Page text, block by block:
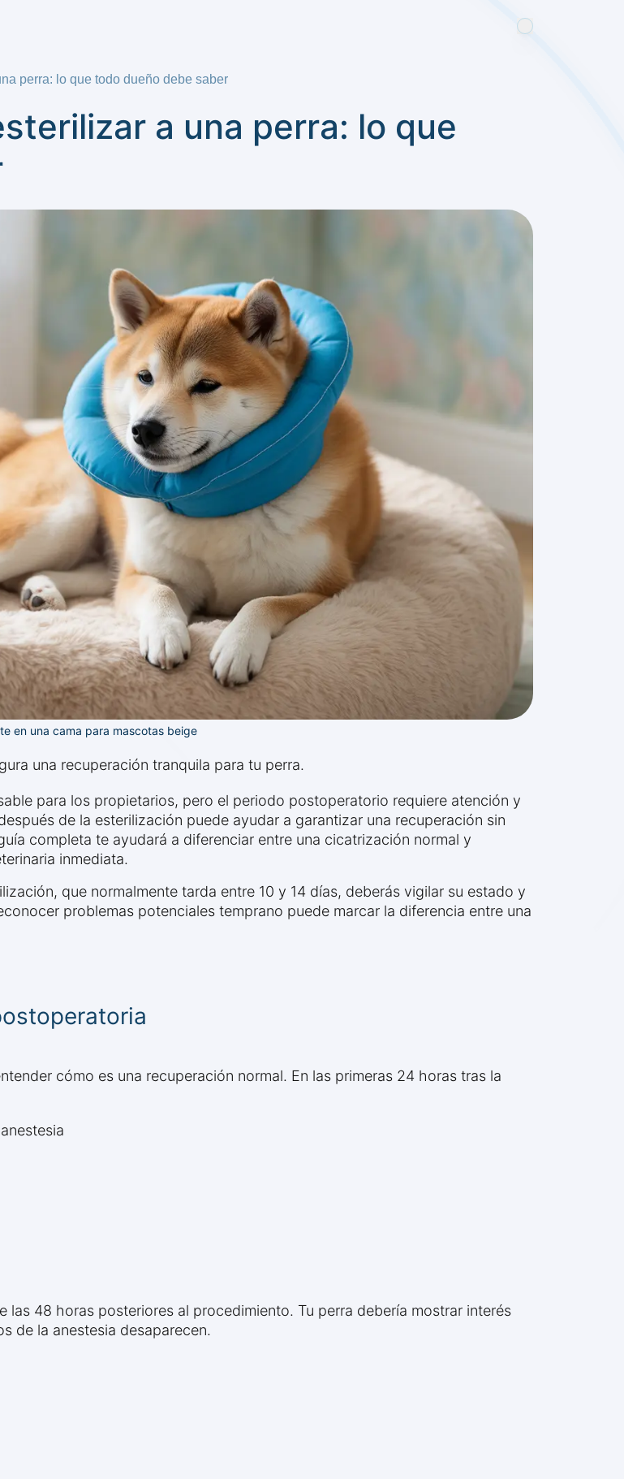
perra: lo que todo dueño debe saber
a una perra: lo que
en una cama para mascotas beige
una recuperación tranquila para tu perra.
para los propietarios, pero el periodo postoperatorio requiere atención y
de la esterilización puede ayudar a garantizar una recuperación sin
completa te ayudará a diferenciar entre una cicatrización normal y
inmediata.
que normalmente tarda entre 10 y 14 días, deberás vigilar su estado y
problemas potenciales temprano puede marcar la diferencia entre una
cómo es una recuperación normal. En las primeras 24 horas tras la
las 48 horas posteriores al procedimiento. Tu perra debería mostrar interés
de la anestesia desaparecen.